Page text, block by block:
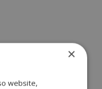
×
website,